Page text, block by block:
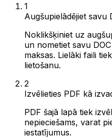
1
Augšupielādējiet savu
Noklikšķiniet uz
un nometiet savu
maksas. Lielāki faili
lietošanu.
2
Izvēlieties PDF kā
PDF šajā lapā tiek
nepieciešams, varat
iestatījumus.